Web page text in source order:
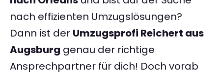
nach effizienten Umzugslösungen?
Dann ist der Umzugsprofi Reichert aus
Augsburg genau der richtige
Ansprechpartner für dich! Doch vorab